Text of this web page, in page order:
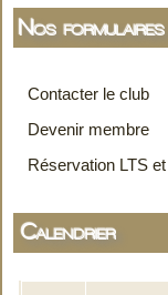
Nos formulaires
Contacter le club
Devenir membre
Réservation LTS
Calendrier